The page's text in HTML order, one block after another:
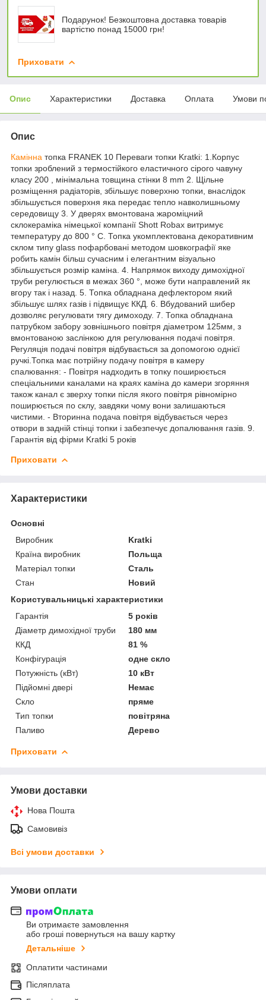
Подарунок! Безкоштовна доставка товарів
вартістю понад 15000 грн!
Приховати
Опис Характеристики Доставка Оплата Умови
Опис
Камінна топка FRANEK 10 Переваги топки Kratki: 1.Корпус
топки зроблений з термостійкого еластичного сірого чавуну
класу 200 , мінімальна товщина стінки 8 mm 2. Щільне
розміщення радіаторів, збільшує поверхню топки, внаслідок
збільшується поверхня яка передає тепло навколишньому
середовищу 3. У дверях вмонтована жароміцний
склокераміка німецької компанії Shott Robax витримує
температуру до 800 ° C. Топка укомплектована декоративним
склом типу glass пофарбовані методом шовкографії яке
робить камін більш сучасним і елегантним візуально
збільшується розмір каміна. 4. Напрямок виходу димохідної
труби регулюється в межах 360 °, може бути направлений як
вгору так і назад. 5. Топка обладнана дефлектором який
збільшує шлях газів і підвищує ККД. 6. Вбудований шибер
дозволяє регулювати тягу димоходу. 7. Топка обладнана
патрубком забору зовнішнього повітря діаметром 125мм, з
вмонтованою заслінкою для регулювання подачі повітря.
Регуляція подачі повітря відбувається за допомогою однієї
ручкі.Топка має потрійну подачу повітря в камеру
спалювання: - Повітря надходить в топку поширюється
спеціальними каналами на краях каміна до камери згоряння
також канал є зверху топки після якого повітря рівномірно
поширюється по склу, завдяки чому вони залишаються
чистими. - Вторинна подача повітря відбувається через
отвори в задній стінці топки і забезпечує допалювання газів. 9.
Гарантія від фірми Kratki 5 років
Приховати
Характеристики
Основні
Виробник
Kratki
Країна виробник
Польща
Матеріал топки
Сталь
Стан
Новий
Користувальницькі характеристики
Гарантія
5 років
Діаметр димохідної труби
180 мм
ККД
81 %
Конфігурація
одне скло
Потужність (кВт)
10 кВт
Підйомні двері
Немає
Скло
пряме
Тип топки
повітряна
Паливо
Дерево
Приховати
Умови доставки
Нова Пошта
Самовивіз
Всі умови доставки
Умови оплати
Ви отримаєте замовлення
або гроші повернуться на вашу картку
Детальніше
Оплатити частинами
Післяплата